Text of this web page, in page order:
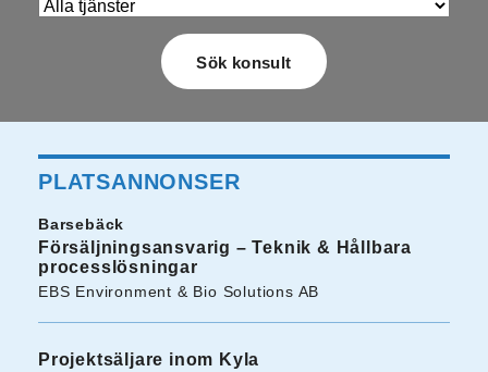
PLATSANNONSER
Barsebäck
Försäljningsansvarig – Teknik & Hållbara
processlösningar
EBS Environment & Bio Solutions AB
Projektsäljare inom Kyla